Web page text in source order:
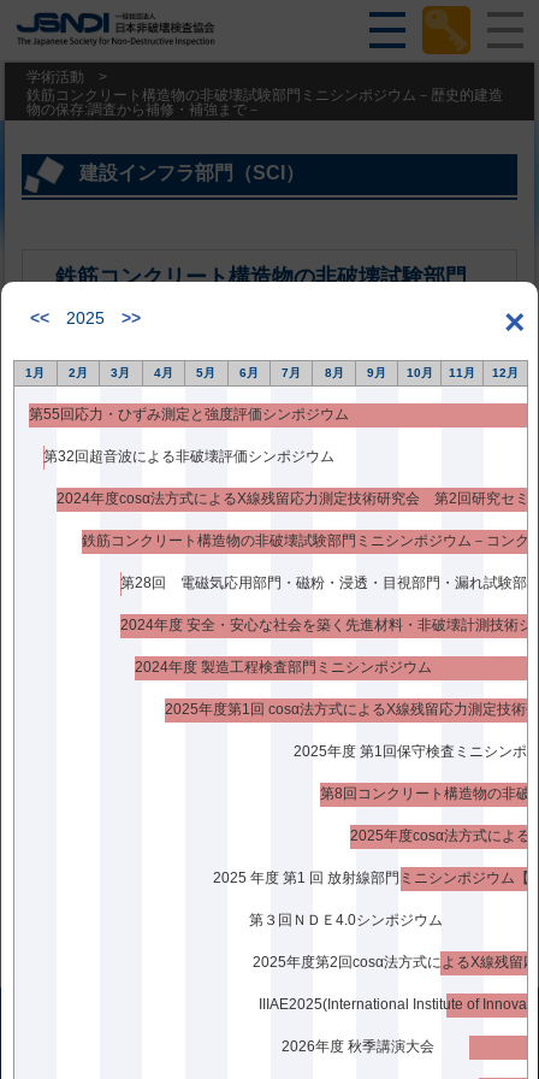
学術活動
>
鉄筋コンクリート構造物の非破壊試験部門ミニシンポジウム－歴史的建造
物の保存:調査から補修・補強まで－
×
<< 2025 >>
1月 2月 3月 4月 5月 6月 7月 8月 9月 10月 11月 12月
第55回応力・ひずみ測定と強度評価シンポジウム
第32回超音波による非破壊評価シンポジウム
2024年度cosα法方式によるX線残留応力測定技術研究会 第2回研究セミ
2024年度 安全・安心な社会を築く先進材料・非破壊計測技術シ
2024年度 製造工程検査部門ミニシンポジウム
2025年度第1回 cosα法方式によるX線残留応力測定技術
2025年度 第1回保守検査ミニシンポ
2025年度cosα法方式によ
2025 年度 第1 回 放射線部門ミニシンポジウム【
第３回ＮＤＥ4.0シンポジウム
2026年度 秋季講演大会
建設インフラ部門（SCI）
鉄筋コンクリート構造物の非破壊試験部門
ミニシンポジウム－歴史的建造物の保存:調
過去のシンポジウム
日 程：2024年 6月 4日（火）
場 所：東京理科大学 森戸記念館
プログラム：⇒
プログラム
<<前の記事 次の記事>>